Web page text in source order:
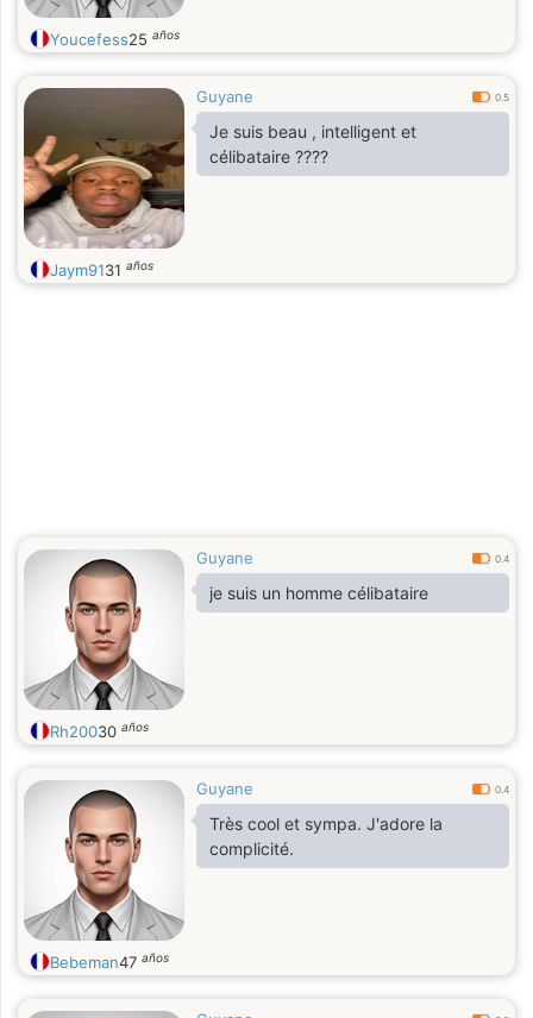
Youcefess25 años
Guyane 0.5
Je suis beau , intelligent et
célibataire ????
Jaym9131 años
Guyane 0.4
je suis un homme célibataire
Rh20030 años
Guyane 0.4
Très cool et sympa. J'adore la
complicité.
Bebeman47 años